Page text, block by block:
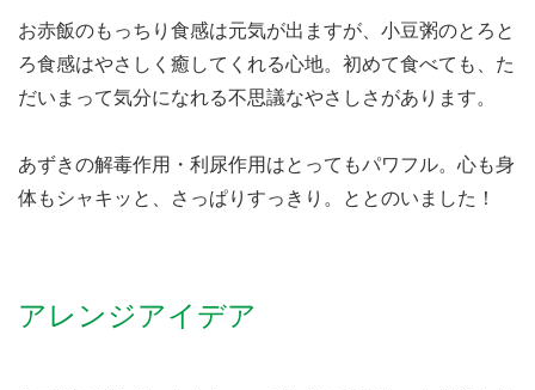
お赤飯のもっちり食感は元気が出ますが、小豆粥のとろと
ろ食感はやさしく癒してくれる心地。初めて食べても、た
だいまって気分になれる不思議なやさしさがあります。
あずきの解毒作用・利尿作用はとってもパワフル。心も身
体もシャキッと、さっぱりすっきり。ととのいました！
アレンジアイデア